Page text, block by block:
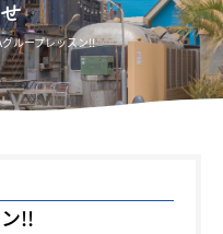
グループレッスン!!
!!